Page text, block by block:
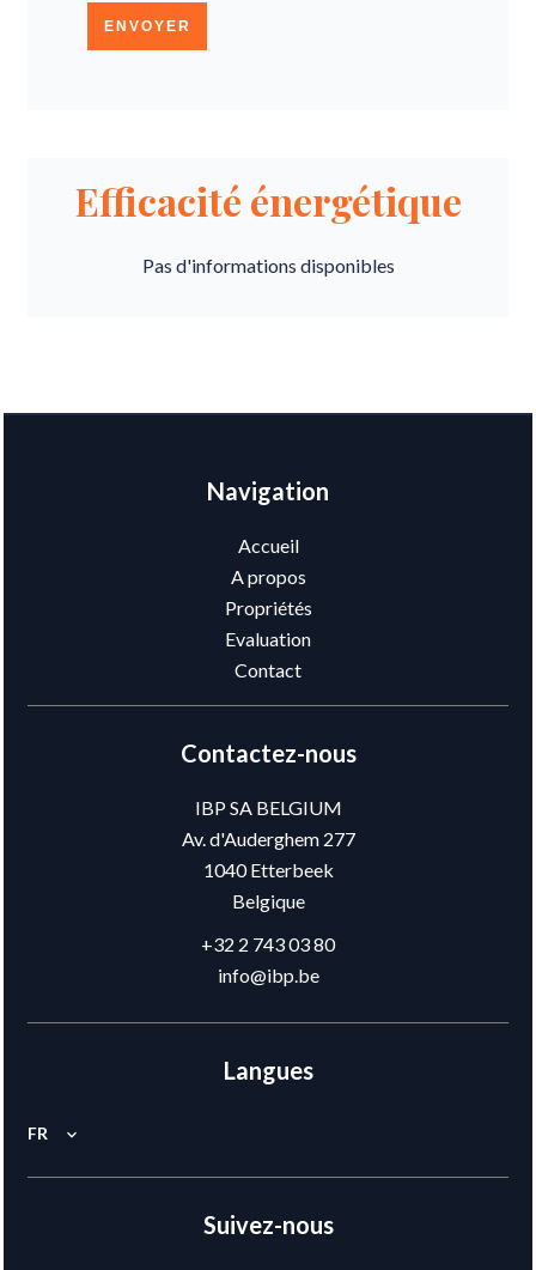
ENVOYER
Efficacité énergétique
Pas d'informations disponibles
Navigation
Accueil
A propos
Propriétés
Evaluation
Contact
Contactez-nous
IBP SA BELGIUM
Av. d'Auderghem 277
1040Etterbeek
Belgique
+32 2 743 03 80
info@ibp.be
Langues
FR
Suivez-nous